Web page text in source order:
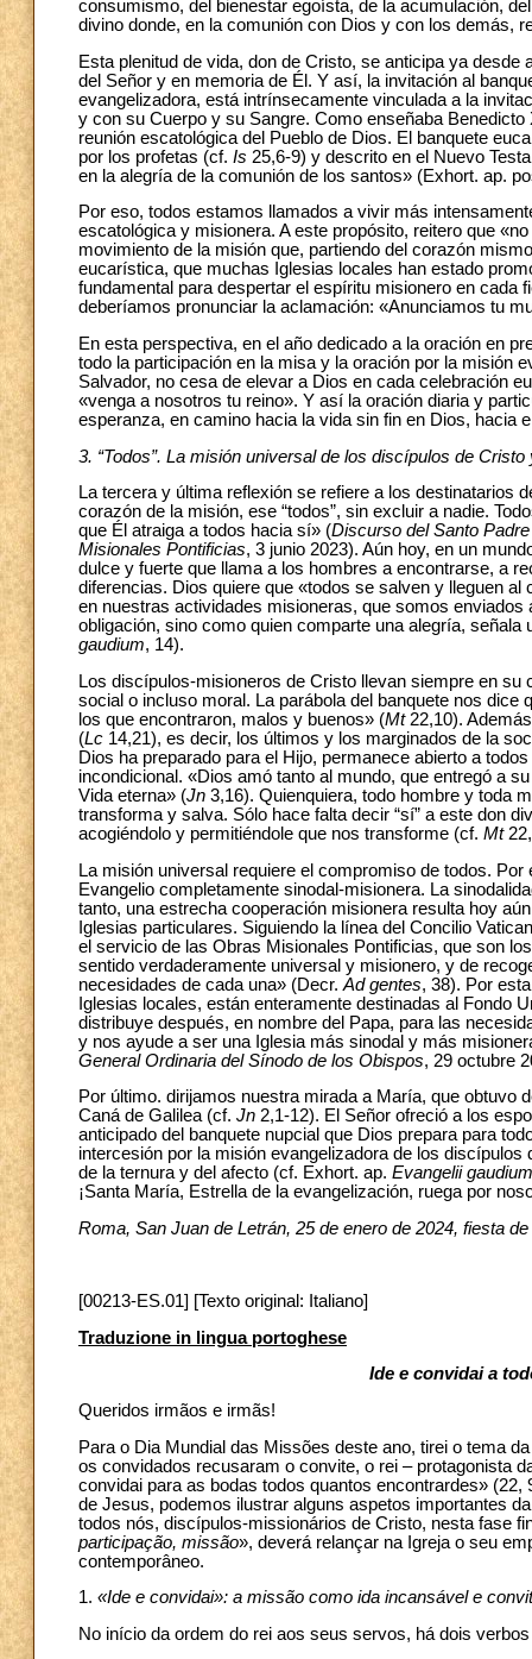
consumismo, del bienestar egoísta, de la acumulación,
divino donde, en la comunión con Dios y con los demás,
Esta plenitud de vida, don de Cristo, se anticipa ya
del Señor y en memoria de Él. Y así, la invitación al
evangelizadora, está intrínsecamente vinculada a la
y con su Cuerpo y su Sangre. Como enseñaba
reunión escatológica del Pueblo de Dios. El banquete
por los profetas (cf. Is 25,6-9) y descrito en el Nuevo
en la alegría de la comunión de los santos» (Exhort. ap.
Por eso, todos estamos llamados a vivir más
escatológica y misionera. A este propósito, reitero que
movimiento de la misión que, partiendo del corazón
eucarística, que muchas Iglesias locales han estado
fundamental para despertar el espíritu misionero en cada
deberíamos pronunciar la aclamación: «Anunciamos tu
En esta perspectiva, en el año dedicado a la oración en
todo la participación en la misa y la oración por la misión
Salvador, no cesa de elevar a Dios en cada celebración
«venga a nosotros tu reino». Y así la oración diaria y
esperanza, en camino hacia la vida sin fin en Dios, hacia
3. “Todos”. La misión universal de los discípulos de
La tercera y última reflexión se refiere a los destinatarios
corazón de la misión, ese “todos”, sin excluir a nadie.
que Él atraiga a todos hacia sí» (Discurso del Santo
Misionales Pontificias, 3 junio 2023). Aún hoy, en un
dulce y fuerte que llama a los hombres a encontrarse, a
diferencias. Dios quiere que «todos se salven y lleguen
en nuestras actividades misioneras, que somos
obligación, sino como quien comparte una alegría,
gaudium, 14).
Los discípulos-misioneros de Cristo llevan siempre en
social o incluso moral. La parábola del banquete nos
los que encontraron, malos y buenos» (Mt22,10).
(Lc 14,21), es decir, los últimos y los marginados de la
Dios ha preparado para el Hijo, permanece abierto a
incondicional. «Dios amó tanto al mundo, que entregó a
Vida eterna» (Jn 3,16). Quienquiera, todo hombre y toda
transforma y salva. Sólo hace falta decir “sí” a este don
acogiéndolo y permitiéndole que nos transforme (cf. Mt
La misión universal requiere el compromiso de todos.
Evangelio completamente sinodal-misionera. La
tanto, una estrecha cooperación misionera resulta hoy
Iglesias particulares. Siguiendo la línea del Concilio
el servicio de las Obras Misionales Pontificias, que son
sentido verdaderamente universal y misionero, y de
necesidades de cada una» (Decr. Ad gentes, 38). Por
Iglesias locales, están enteramente destinadas al Fondo
distribuye después, en nombre del Papa, para las
y nos ayude a ser una Iglesia más sinodal y más
General Ordinaria del Sínodo de los Obispos, 29 octubre
Por último. dirijamos nuestra mirada a María, que obtuvo
Caná de Galilea (cf. Jn 2,1-12). El Señor ofreció a los
anticipado del banquete nupcial que Dios prepara para
intercesión por la misión evangelizadora de los
de la ternura y del afecto (cf. Exhort. ap. Evangelii gaudium
¡Santa María, Estrella de la evangelización, ruega por
Roma, San Juan de Letrán, 25 de enero de 2024, fiesta
[00213-ES.01] [Texto original: Italiano]
Traduzione in lingua portoghese
Ide e convidai a
Queridos irmãos e irmãs!
Para o Dia Mundial das Missões deste ano, tirei o tema
os convidados recusaram o convite, o rei – protagonista
convidai para as bodas todos quantos encontrardes»
de Jesus, podemos ilustrar alguns aspetos importantes
todos nós, discípulos-missionários de Cristo, nesta fase
participação, missão», deverá relançar na Igreja o seu
contemporâneo.
1. «Ide e convidai»: a missão como ida incansável e
No início da ordem do rei aos seus servos, há dois